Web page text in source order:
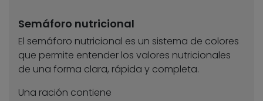
Semáforo nutricional
El semáforo nutricional es un sistema de colores
que permite entender los valores nutricionales
de una forma clara, rápida y completa.
Una ración contiene